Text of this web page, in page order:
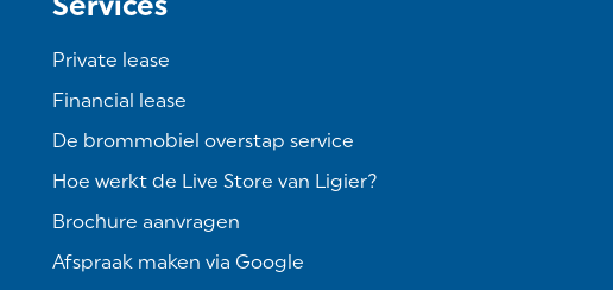
Private lease
Financial lease
De brommobiel overstap service
Hoe werkt de Live Store van Ligier?
Brochure aanvragen
Afspraak maken via Google